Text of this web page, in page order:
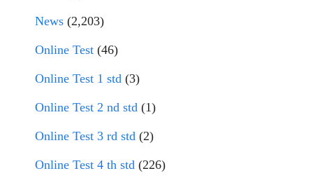
News (2,203)
Online Test (46)
Online Test 1 std (3)
Online Test 2 nd std (1)
Online Test 3 rd std (2)
Online Test 4 th std (226)